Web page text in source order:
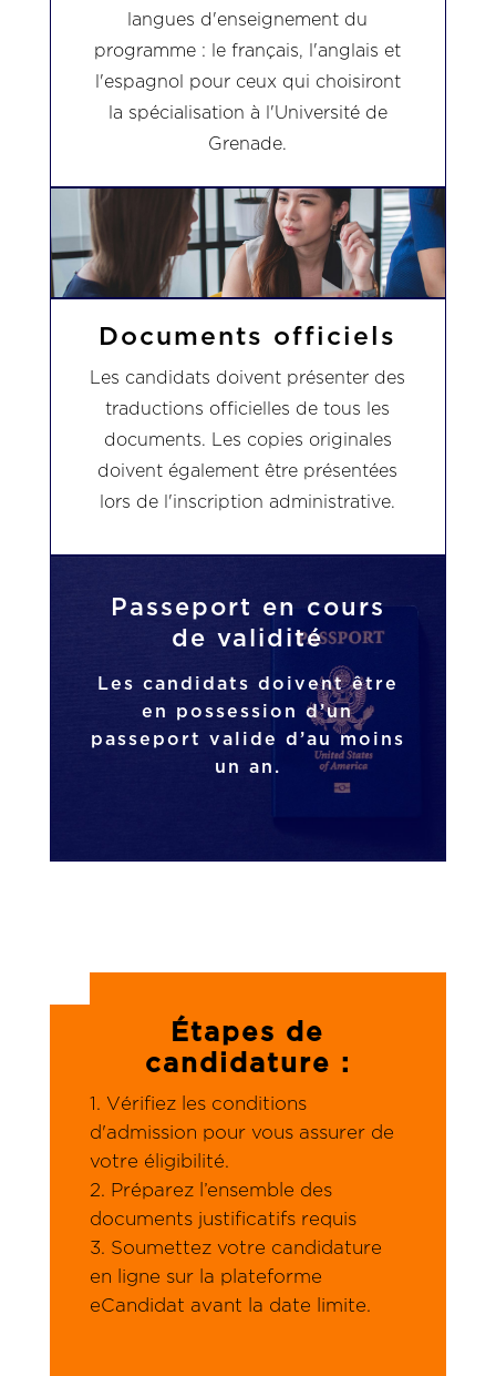
langues d'enseignement du
programme : le français, l'anglais et
l'espagnol pour ceux qui choisiront
la spécialisation à l'Université de
Grenade.
Passeport en cours
de validité
Les candidats doivent être
en possession d’un
passeport valide d’au moins
un an.
Documents officiels
Les candidats doivent présenter des
traductions officielles de tous les
documents. Les copies originales
doivent également être présentées
lors de l'inscription administrative.
Étapes de
candidature :
Vérifiez les conditions
d'admission pour vous assurer de
votre éligibilité.
Préparez l’ensemble des
documents justificatifs requis
Soumettez votre candidature
en ligne sur la plateforme
eCandidat avant la date limite.